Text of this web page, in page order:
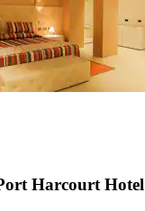
Harcourt Hotel